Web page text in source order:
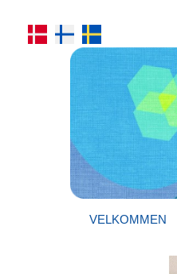
VELKOMMEN